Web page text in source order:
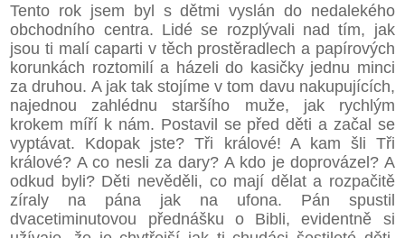
Tento rok jsem byl s dětmi vyslán do nedalekého
obchodního centra. Lidé se rozplývali nad tím, jak
jsou ti malí caparti v těch prostěradlech a papírových
korunkách roztomilí a házeli do kasičky jednu minci
za druhou. A jak tak stojíme v tom davu nakupujících,
najednou zahlédnu staršího muže, jak rychlým
krokem míří k nám. Postavil se před děti a začal se
vyptávat. Kdopak jste? Tři králové! A kam šli Tři
králové? A co nesli za dary? A kdo je doprovázel? A
odkud byli? Děti nevěděli, co mají dělat a rozpačitě
zíraly na pána jak na ufona. Pán spustil
dvacetiminutovou přednášku o Bibli, evidentně si